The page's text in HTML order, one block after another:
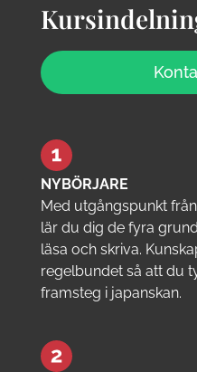
NYBÖRJARE
Med utgångspunkt
lär du dig de fyra
läsa och skriva.
regelbundet så att du
framsteg i japanskan.